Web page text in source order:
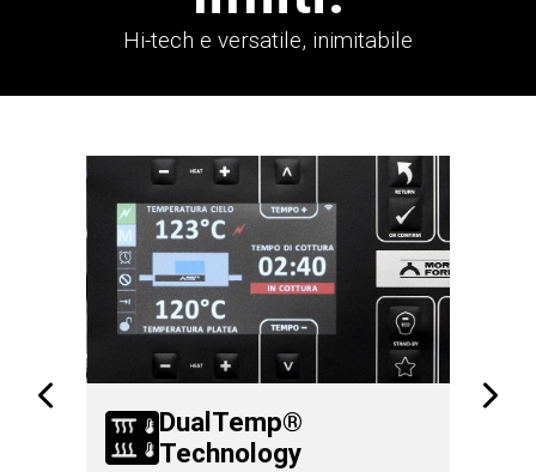
Hi-tech e versatile, inimitabile
DualTemp®
Technology